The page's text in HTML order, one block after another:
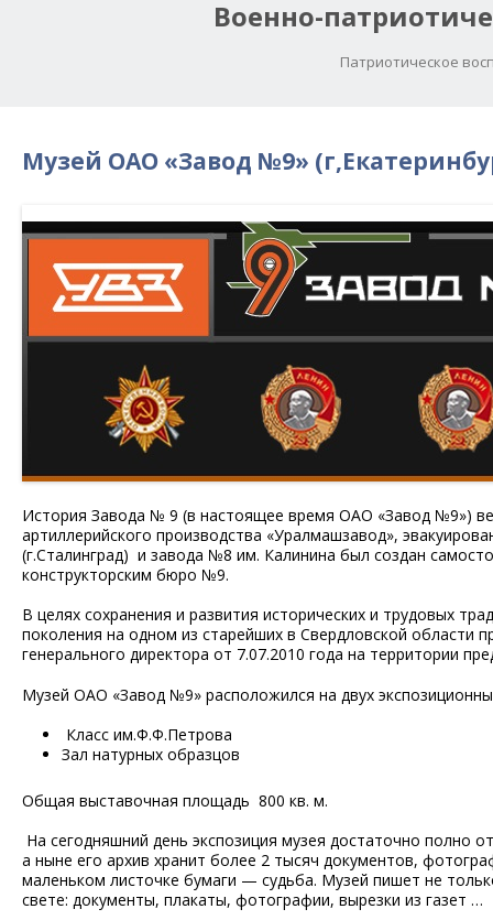
Военно-
Патриотическое
Музей ОАО «Завод №9»
История Завода № 9 (в настоящее время ОАО «Завод №9»)
артиллерийского производства «Уралмашзавод»,
(г.Сталинград) и завода №8 им. Калинина был создан
конструкторским бюро №9.
В целях сохранения и развития исторических и трудовых
поколения на одном из старейших в Свердловской области
генерального директора от 7.07.2010 года на территории
Музей ОАО «Завод №9» расположился на двух
Класс им.Ф.Ф.Петрова
Зал натурных образцов
Общая выставочная площадь 800 кв. м.
На сегодняшний день экспозиция музея достаточно полно
а ныне его архив хранит более 2 тысяч документов,
маленьком листочке бумаги — судьба. Музей пишет не
свете: документы, плакаты, фотографии, вырезки из газет …